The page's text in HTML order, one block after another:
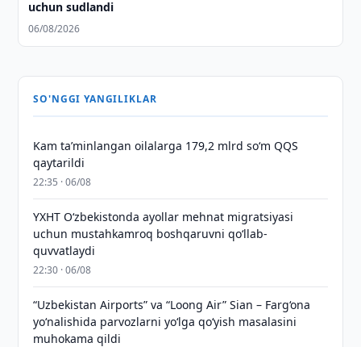
uchun sudlandi
06/08/2026
SO'NGGI YANGILIKLAR
Kam taʼminlangan oilalarga 179,2 mlrd so‘m QQS
qaytarildi
22:35 · 06/08
YXHT O‘zbekistonda ayollar mehnat migratsiyasi
uchun mustahkamroq boshqaruvni qo‘llab-
quvvatlaydi
22:30 · 06/08
“Uzbekistan Airports” va “Loong Air” Sian – Farg‘ona
yo‘nalishida parvozlarni yo‘lga qo‘yish masalasini
muhokama qildi